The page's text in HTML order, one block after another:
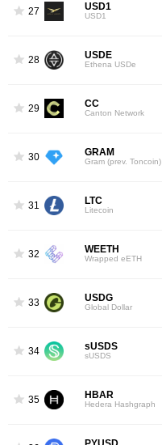
27 USD1
USD1
28 USDE
Ethena USDe
29 CC
Canton Network
30 GRAM
Gram (prev. Toncoin)
31 LTC
Litecoin
32 WEETH
Wrapped eETH
33 USDG
Global Dollar
34 sUSDS
sUSDS
35 HBAR
Hedera Hashgraph